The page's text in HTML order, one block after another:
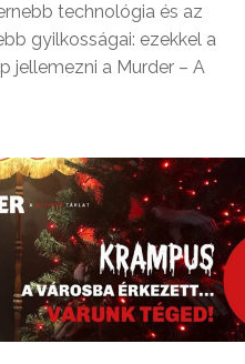
technológia és az
gyilkosságai: ezekkel a
jellemezni a Murder – A